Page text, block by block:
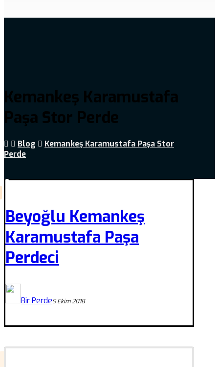
Kemankeş Karamustafa
Paşa Stor Perde
Blog
Kemankeş Karamustafa Paşa Stor
Perde
Beyoğlu Kemankeş
Karamustafa Paşa
Perdeci
Bir Perde9 Ekim 2018